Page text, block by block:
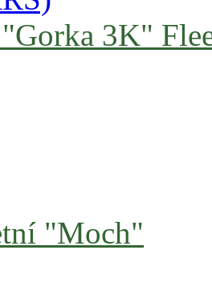
3K"
"Moch"